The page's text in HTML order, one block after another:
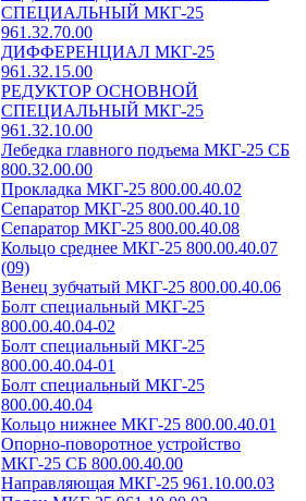
СПЕЦИАЛЬНЫЙ МКГ-25
961.32.70.00
ДИФФЕРЕНЦИАЛ МКГ-25
961.32.15.00
РЕДУКТОР ОСНОВНОЙ
СПЕЦИАЛЬНЫЙ МКГ-25
961.32.10.00
Лебедка главного подъема МКГ-25 СБ
800.32.00.00
Прокладка МКГ-25 800.00.40.02
Сепаратор МКГ-25 800.00.40.10
Сепаратор МКГ-25 800.00.40.08
Кольцо среднее МКГ-25 800.00.40.07
(09)
Венец зубчатый МКГ-25 800.00.40.06
Болт специальный МКГ-25
800.00.40.04-02
Болт специальный МКГ-25
800.00.40.04-01
Болт специальный МКГ-25
800.00.40.04
Кольцо нижнее МКГ-25 800.00.40.01
Опорно-поворотное устройство
МКГ-25 СБ 800.00.40.00
Направляющая МКГ-25 961.10.00.03